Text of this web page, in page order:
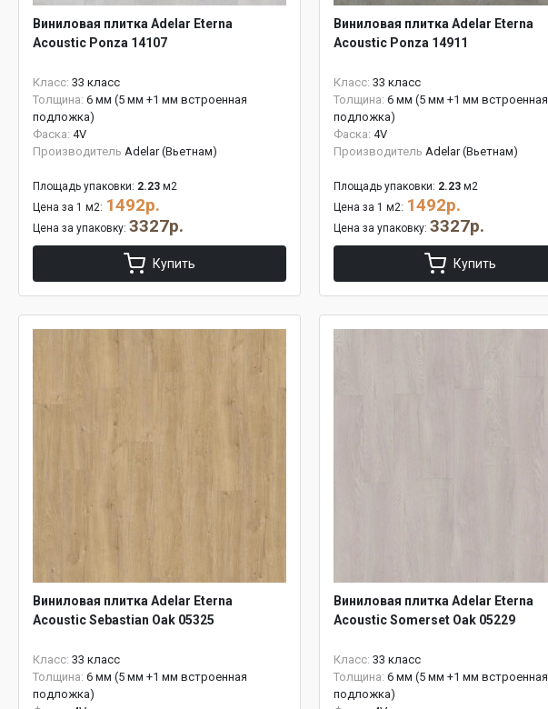
Виниловая плитка Adelar Eterna
Acoustic Ponza 14107
Класс: 33 класс
Толщина: 6 мм (5 мм +1 мм встроенная
подложка)
Фаска: 4V
Производитель Adelar (Вьетнам)
Площадь упаковки: 2.23 м2
Цена за 1 м2: 1492р.
Цена за упаковку: 3327р.
Купить
Виниловая плитка Adelar Eterna
Acoustic Ponza 14911
Класс: 33 класс
Толщина: 6 мм (5 мм +1 мм встроенная
подложка)
Фаска: 4V
Производитель Adelar (Вьетнам)
Площадь упаковки: 2.23 м2
Цена за 1 м2: 1492р.
Цена за упаковку: 3327р.
Купить
Виниловая плитка Adelar Eterna
Acoustic Sebastian Oak 05325
Класс: 33 класс
Толщина: 6 мм (5 мм +1 мм встроенная
подложка)
Виниловая плитка Adelar Eterna
Acoustic Somerset Oak 05229
Класс: 33 класс
Толщина: 6 мм (5 мм +1 мм встроенная
подложка)